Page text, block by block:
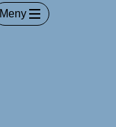
Meny